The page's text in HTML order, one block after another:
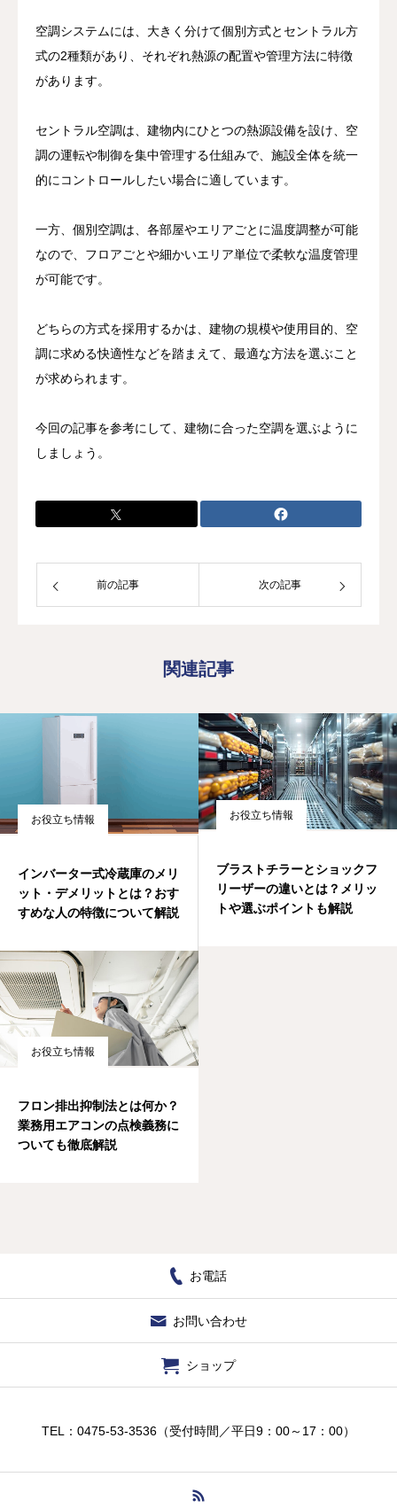
空調システムには、大きく分けて個別方式とセントラル方
式の2種類があり、それぞれ熱源の配置や管理方法に特徴
があります。
セントラル空調は、建物内にひとつの熱源設備を設け、空
調の運転や制御を集中管理する仕組みで、施設全体を統一
的にコントロールしたい場合に適しています。
一方、個別空調は、各部屋やエリアごとに温度調整が可能
なので、フロアごとや細かいエリア単位で柔軟な温度管理
が可能です。
どちらの方式を採用するかは、建物の規模や使用目的、空
調に求める快適性などを踏まえて、最適な方法を選ぶこと
が求められます。
今回の記事を参考にして、建物に合った空調を選ぶように
しましょう。
前の記事 次の記事
関連記事
お役立ち情報
インバーター式冷蔵庫のメリ
ット・デメリットとは？おす
すめな人の特徴について解説
お役立ち情報
ブラストチラーとショックフ
リーザーの違いとは？メリッ
トや選ぶポイントも解説
お役立ち情報
フロン排出抑制法とは何か？
業務用エアコンの点検義務に
ついても徹底解説
お電話
お問い合わせ
ショップ
TEL：0475-53-3536（受付時間／平日9：00～17：00）